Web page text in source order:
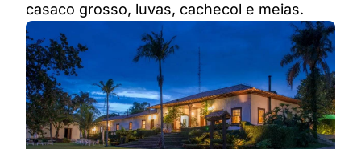
casaco grosso, luvas, cachecol e meias.